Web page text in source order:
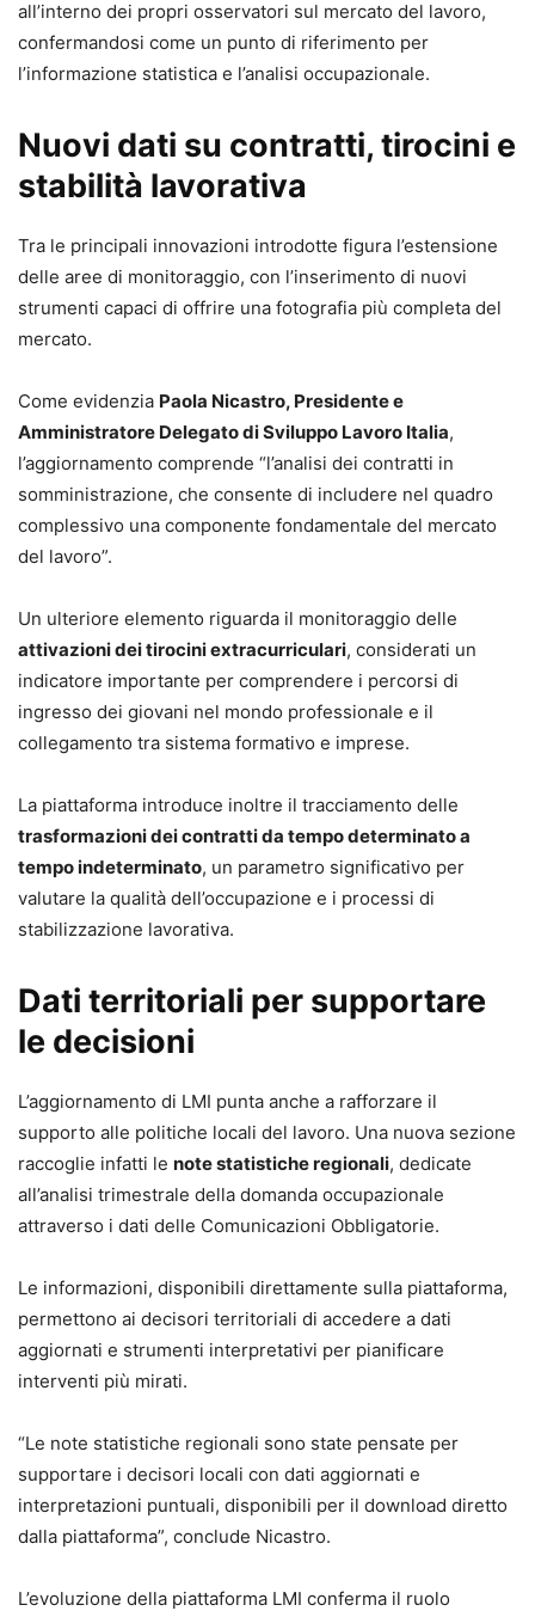
all’interno dei propri osservatori sul mercato del lavoro,
confermandosi come un punto di riferimento per
l’informazione statistica e l’analisi occupazionale.
Nuovi dati su contratti, tirocini e
stabilità lavorativa
Tra le principali innovazioni introdotte figura l’estensione
delle aree di monitoraggio, con l’inserimento di nuovi
strumenti capaci di offrire una fotografia più completa del
mercato.
Come evidenzia Paola Nicastro, Presidente e
Amministratore Delegato di Sviluppo Lavoro Italia,
l’aggiornamento comprende “l’analisi dei contratti in
somministrazione, che consente di includere nel quadro
complessivo una componente fondamentale del mercato
del lavoro”.
Un ulteriore elemento riguarda il monitoraggio delle
attivazioni dei tirocini extracurriculari, considerati un
indicatore importante per comprendere i percorsi di
ingresso dei giovani nel mondo professionale e il
collegamento tra sistema formativo e imprese.
La piattaforma introduce inoltre il tracciamento delle
trasformazioni dei contratti da tempo determinato a
tempo indeterminato, un parametro significativo per
valutare la qualità dell’occupazione e i processi di
stabilizzazione lavorativa.
Dati territoriali per supportare
le decisioni
L’aggiornamento di LMI punta anche a rafforzare il
supporto alle politiche locali del lavoro. Una nuova sezione
raccoglie infatti le note statistiche regionali, dedicate
all’analisi trimestrale della domanda occupazionale
attraverso i dati delle Comunicazioni Obbligatorie.
Le informazioni, disponibili direttamente sulla piattaforma,
permettono ai decisori territoriali di accedere a dati
aggiornati e strumenti interpretativi per pianificare
interventi più mirati.
“Le note statistiche regionali sono state pensate per
supportare i decisori locali con dati aggiornati e
interpretazioni puntuali, disponibili per il download diretto
dalla piattaforma”, conclude Nicastro.
L’evoluzione della piattaforma LMI conferma il ruolo